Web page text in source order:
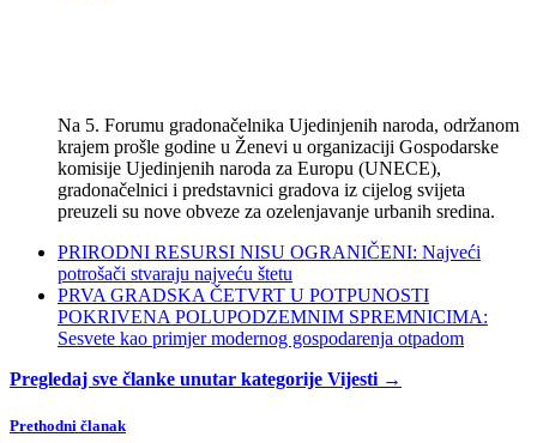
Na 5. Forumu gradonačelnika Ujedinjenih naroda, održanom
krajem prošle godine u Ženevi u organizaciji Gospodarske
komisije Ujedinjenih naroda za Europu (UNECE),
gradonačelnici i predstavnici gradova iz cijelog svijeta
preuzeli su nove obveze za ozelenjavanje urbanih sredina.
PRIRODNI RESURSI NISU OGRANIČENI: Najveći
potrošači stvaraju najveću štetu
PRVA GRADSKA ČETVRT U POTPUNOSTI
POKRIVENA POLUPODZEMNIM SPREMNICIMA:
Sesvete kao primjer modernog gospodarenja otpadom
Pregledaj sve članke unutar kategorije Vijesti →
Prethodni članak